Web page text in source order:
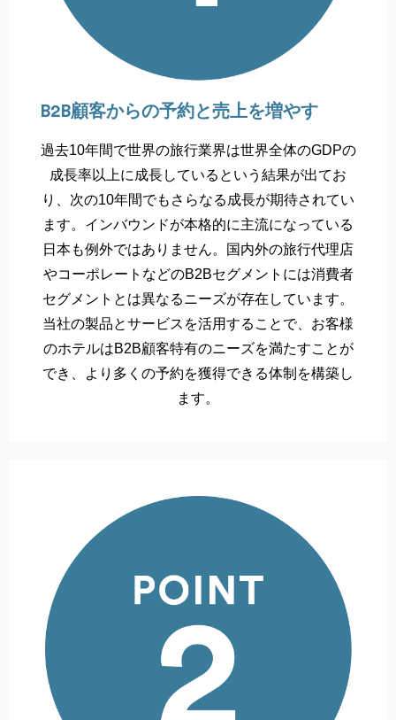
B2B顧客からの予約と売上を増やす
過去10年間で世界の旅行業界は世界全体のGDPの
成長率以上に成長しているという結果が出てお
り、次の10年間でもさらなる成長が期待されてい
ます。インバウンドが本格的に主流になっている
日本も例外ではありません。国内外の旅行代理店
やコーポレートなどのB2Bセグメントには消費者
セグメントとは異なるニーズが存在しています。
当社の製品とサービスを活用することで、お客様
のホテルはB2B顧客特有のニーズを満たすことが
でき、より多くの予約を獲得できる体制を構築し
ます。